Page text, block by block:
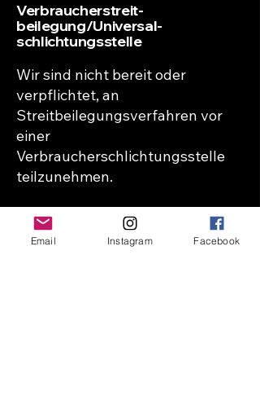
Verbraucher­streit­
beilegung/Universal­
schlichtungs­stelle
Wir sind nicht bereit oder
verpflichtet, an
Streitbeilegungsverfahren vor
einer
Verbraucherschlichtungsstelle
teilzunehmen.
Email Instagram Facebook